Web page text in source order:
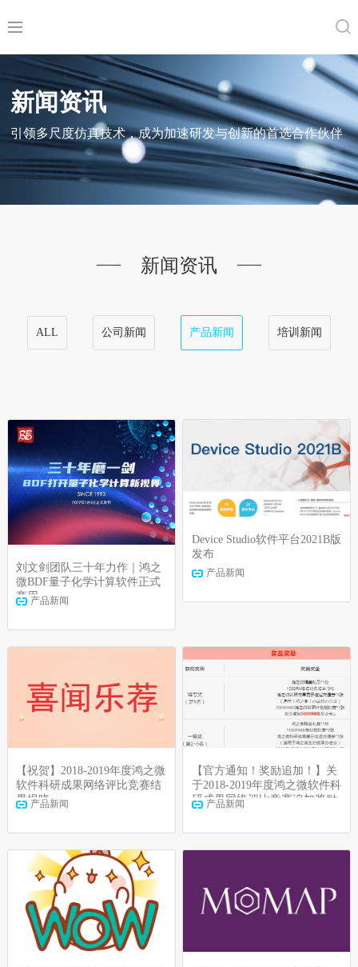
新闻资讯
引领多尺度仿真技术，成为加速研发与创新的首选合作伙伴
新闻资讯
ALL 公司新闻 产品新闻 培训新闻
刘文剑团队三十年力作｜鸿之
微BDF量子化学计算软件正式
商用产品新闻
Device Studio软件平台2021B版
发布
产品新闻
【祝贺】2018-2019年度鸿之微
软件科研成果网络评比竞赛结
果揭晓产品新闻
【官方通知！奖励追加！】关
于2018-2019年度鸿之微软件科
研成果网络评比竞赛追加奖励
产品新闻